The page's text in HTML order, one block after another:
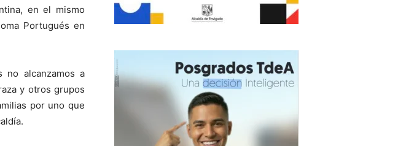
en el mismo
Portugués en
no alcanzamos a
y otros grupos
por uno que